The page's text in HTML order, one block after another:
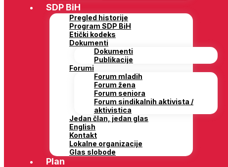
SDP BiH
Pregled historije
Program SDP BiH
Etički kodeks
Dokumenti
Dokumenti
Publikacije
Forumi
Forum mladih
Forum žena
Forum seniora
Forum sindikalnih aktivista /
aktivistica
Jedan član, jedan glas
English
Kontakt
Lokalne organizacije
Glas slobode
Plan